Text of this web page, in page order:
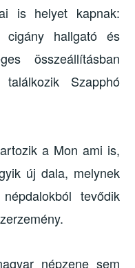
is helyet kapnak:
cigány hallgató és
összeállításban
Szapphó
a Mon ami is,
új dala, melynek
tevődik
népzene sem